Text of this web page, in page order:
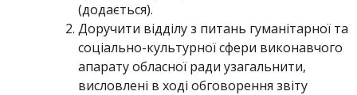
(додається).
Доручити відділу з питань гуманітарної та
соціально-культурної сфери виконавчого
апарату обласної ради узагальнити,
висловлені в ході обговорення звіту